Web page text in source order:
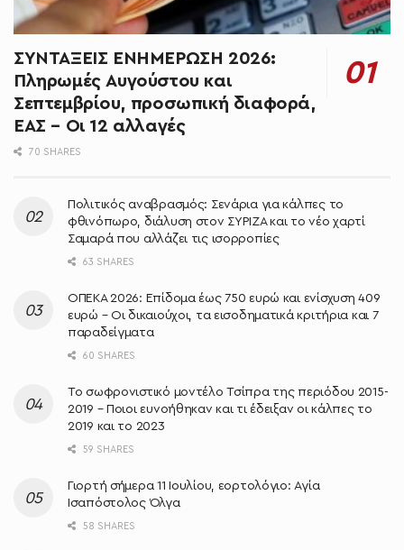
ΣΥΝΤΑΞΕΙΣ ΕΝΗΜΕΡΩΣΗ 2026:
Πληρωμές Αυγούστου και
Σεπτεμβρίου, προσωπική διαφορά,
ΕΑΣ – Οι 12 αλλαγές
70 SHARES
Πολιτικός αναβρασμός: Σενάρια για κάλπες το
φθινόπωρο, διάλυση στον ΣΥΡΙΖΑ και το νέο χαρτί
Σαμαρά που αλλάζει τις ισορροπίες
63 SHARES
ΟΠΕΚΑ 2026: Επίδομα έως 750 ευρώ και ενίσχυση 409
ευρώ – Οι δικαιούχοι, τα εισοδηματικά κριτήρια και 7
παραδείγματα
60 SHARES
Το σωφρονιστικό μοντέλο Τσίπρα της περιόδου 2015-
2019 – Ποιοι ευνοήθηκαν και τι έδειξαν οι κάλπες το
2019 και το 2023
59 SHARES
Γιορτή σήμερα 11 Ιουλίου, εορτολόγιο: Αγία
Ισαπόστολος Όλγα
58 SHARES